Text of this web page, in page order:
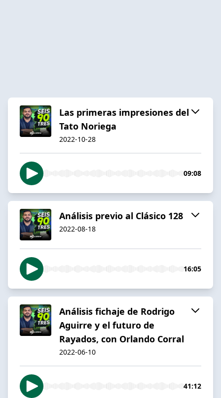
Las primeras impresiones del
Tato Noriega
2022-10-28
09:08
Análisis previo al Clásico 128
2022-08-18
16:05
Análisis fichaje de Rodrigo
Aguirre y el futuro de
Rayados, con Orlando Corral
2022-06-10
41:12